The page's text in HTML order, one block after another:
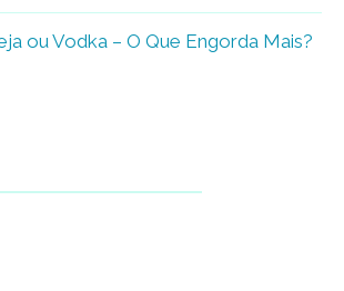
ou Vodka – O Que Engorda Mais?